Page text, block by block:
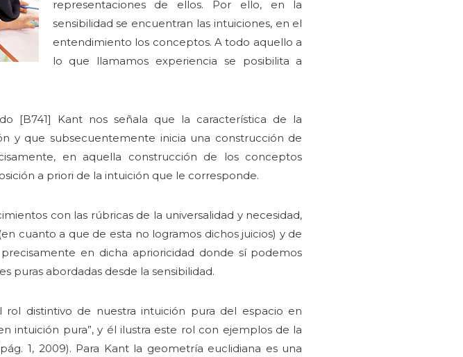
representaciones de ellos. Por ello, en la
sensibilidad se encuentran las intuiciones, en el
entendimiento los conceptos. A todo aquello a
lo que llamamos experiencia se posibilita a
[B741] Kant nos señala que la característica de la
y que subsecuentemente inicia una construcción de
en aquella construcción de los conceptos
a priori de la intuición que le corresponde.
con las rúbricas de la universalidad y necesidad,
cuanto a que de esta no logramos dichos juicios) y de
en dicha aprioricidad donde sí podemos
puras abordadas desde la sensibilidad.
distintivo de nuestra intuición pura del espacio en
intuición pura”, y él ilustra este rol con ejemplos de la
1, 2009). Para Kant la geometría euclidiana es una